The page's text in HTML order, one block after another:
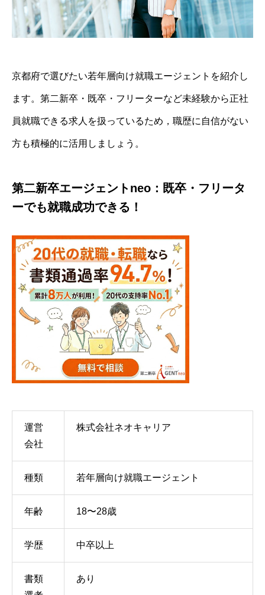
京都府で選びたい若年層向け就職エージェントを紹介し
ます。第二新卒・既卒・フリーターなど未経験から正社
員就職できる求人を扱っているため，職歴に自信がない
方も積極的に活用しましょう。
第二新卒エージェントneo：既卒・フリータ
ーでも就職成功できる！
運営
会社
株式会社ネオキャリア
種類 若年層向け就職エージェント
年齢 18〜28歳
学歴 中卒以上
書類
あり